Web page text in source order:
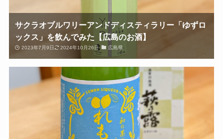
サクラオブルワリーアンドディスティラリー「ゆずロ
ックス」を飲んでみた【広島のお酒】
2023年7月9日 2024年10月26日 広島県